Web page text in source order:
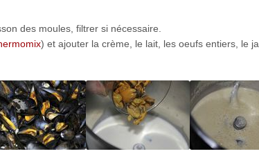
des moules, filtrer si nécessaire.
) et ajouter la crème, le lait, les oeufs entiers, le